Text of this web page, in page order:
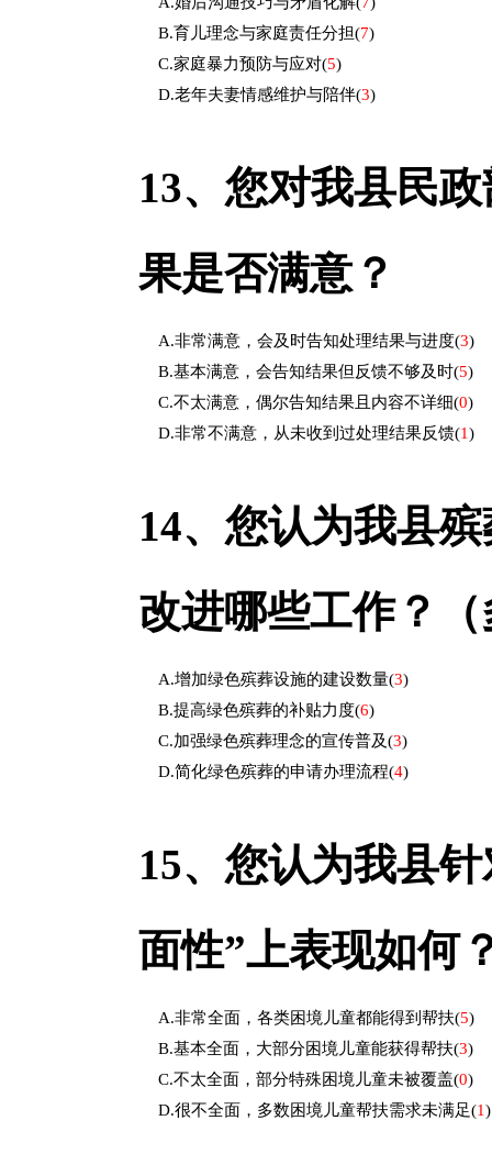
B.育儿理念与家庭责任分担(7)
C.家庭暴力预防与应对(5)
D.老年夫妻情感维护与陪伴(3)
13、 您对我县民
果是否满意？
A.非常满意，会及时告知处理结果与进度(3)
B.基本满意，会告知结果但反馈不够及时(5)
C.不太满意，偶尔告知结果且内容不详细(0)
D.非常不满意，从未收到过处理结果反馈(1)
14、 您认为我县
改进哪些工作？
A.增加绿色殡葬设施的建设数量(3)
B.提高绿色殡葬的补贴力度(6)
C.加强绿色殡葬理念的宣传普及(3)
D.简化绿色殡葬的申请办理流程(4)
15、 您认为我县
面性”上表现如何
A.非常全面，各类困境儿童都能得到帮扶(5)
B.基本全面，大部分困境儿童能获得帮扶(3)
C.不太全面，部分特殊困境儿童未被覆盖(0)
D.很不全面，多数困境儿童帮扶需求未满足(1)